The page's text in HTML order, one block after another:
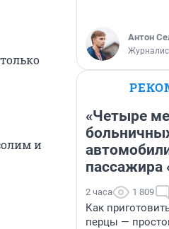
и
Антон
«Четыре
пассажира
2 часа 1 809
Как
перцы —